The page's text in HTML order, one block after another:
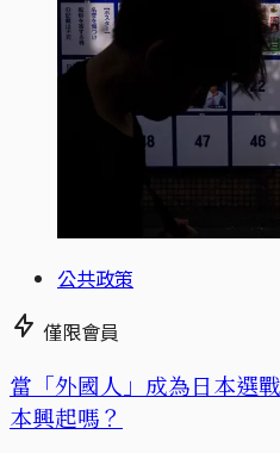
公共政策
僅限會員
當「外國人」成為日本選
本興起嗎？